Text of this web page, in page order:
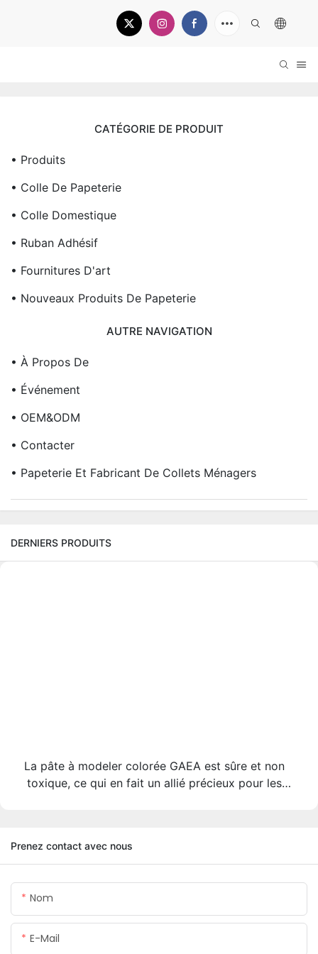
CATÉGORIE DE PRODUIT
• Produits
• Colle De Papeterie
• Colle Domestique
• Ruban Adhésif
• Fournitures D'art
• Nouveaux Produits De Papeterie
AUTRE NAVIGATION
• À Propos De
• Événement
• OEM&ODM
• Contacter
• Papeterie Et Fabricant De Collets Ménagers
DERNIERS PRODUITS
La pâte à modeler colorée GAEA est sûre et non
toxique, ce qui en fait un allié précieux pour les
Prenez contact avec nous
Nom
E-Mail